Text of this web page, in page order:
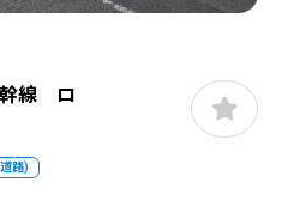
幹線 ロ
路)